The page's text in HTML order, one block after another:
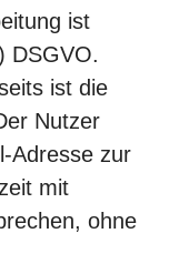
ist
DSGVO.
ist die
Nutzer
Adresse zur
mit
ohne